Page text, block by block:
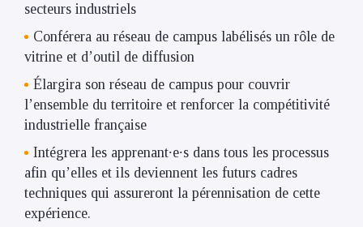
secteurs industriels
Conférera au réseau de campus labélisés un rôle de
vitrine et d’outil de diffusion
Élargira son réseau de campus pour couvrir
l’ensemble du territoire et renforcer la compétitivité
industrielle française
Intégrera les apprenant∙e∙s dans tous les processus
afin qu’elles et ils deviennent les futurs cadres
techniques qui assureront la pérennisation de cette
expérience.